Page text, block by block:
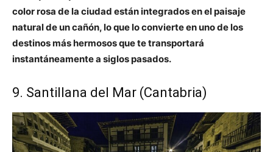
color rosa de la ciudad están integrados en el paisaje
natural de un cañón, lo que lo convierte en uno de los
destinos más hermosos que te transportará
instantáneamente a siglos pasados.
9. Santillana del Mar (Cantabria)